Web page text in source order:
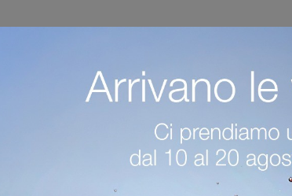
Letti Miniforms Desenzano Del Garda Letti Miniforms